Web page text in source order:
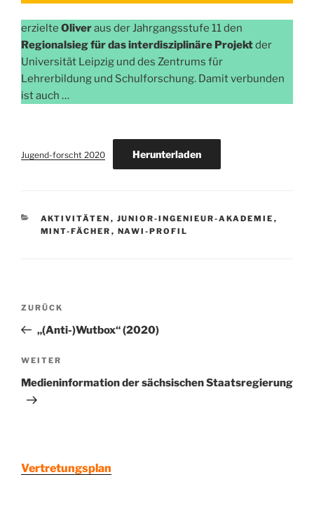
erzielte Oliveraus der Jahrgangsstufe 11 den
Regionalsieg für das interdisziplinäre Projektder
Universität Leipzig und des Zentrums für
Lehrerbildung und Schulforschung. Damit verbunden
ist auch …
Jugend-forscht 2020 Herunterladen
KATEGORIEN
AKTIVITÄTEN , JUNIOR-INGENIEUR-AKADEMIE ,
MINT-FÄCHER , NAWI-PROFIL
Beitragsnavigation
Vorheriger
Beitrag
ZURÜCK
„(Anti-)Wutbox“ (2020)
Nächster
Beitrag
WEITER
Medieninformation der sächsischen Staatsregierung
Vertretungsplan